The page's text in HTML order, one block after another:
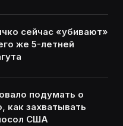
сейчас «убивают»
же 5-летней
подумать о
как захватывать
США